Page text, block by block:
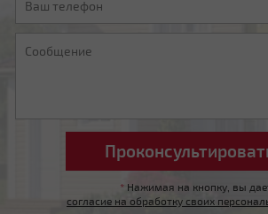
* Нажимая на кнопку, вы
согласие на обработку своих